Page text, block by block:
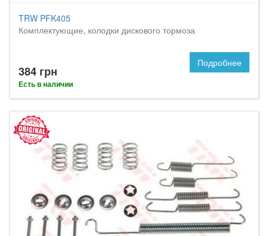
TRW PFK405
Комплектующие, колодки дискового тормоза
384 грн
Есть в наличии
Подробнее